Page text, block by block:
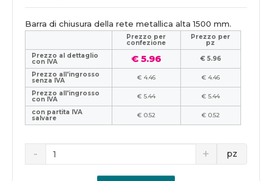
Barra di chiusura della rete metallica alta 1500 mm.
Prezzo per
confezione
Prezzo per
pz
Prezzo al dettaglio
con IVA € 5.96
€ 5.96
Prezzo all'ingrosso
senza IVA € 4.46
€ 4.46
Prezzo all'ingrosso
con IVA € 5.44
€ 5.44
con partita IVA
salvare € 0.52 € 0.52
pz